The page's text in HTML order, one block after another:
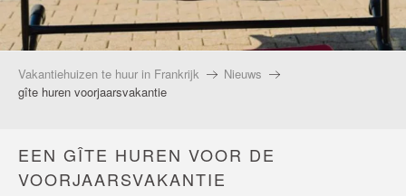
Vakantiehuizen te huur in Frankrijk
Nieuws
gîte huren voorjaarsvakantie
EEN GÎTE HUREN VOOR DE
VOORJAARSVAKANTIE